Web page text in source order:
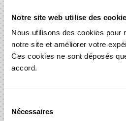
Notre site web utilise des
Nous utilisons des cookies pour
notre site et améliorer votre
Ces cookies ne sont déposés
accord.
Nécessaires
Como a IA está a
Design & UX